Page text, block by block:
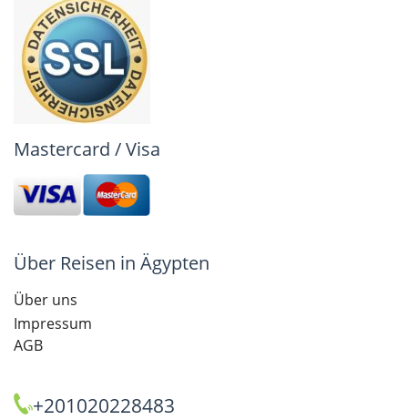
Mastercard / Visa
Über Reisen in Ägypten
Über uns
Impressum
AGB
+201020228483